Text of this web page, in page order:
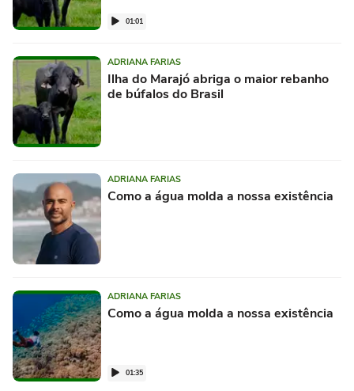
01:01
ADRIANA FARIAS
Ilha do Marajó abriga o maior rebanho
de búfalos do Brasil
ADRIANA FARIAS
Como a água molda a nossa existência
ADRIANA FARIAS
Como a água molda a nossa existência
01:35